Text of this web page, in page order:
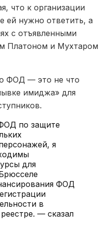
что к организации
ей нужно ответить, а
с отъявленными
Платоном и Мухтаром
ФОД — это не что
имиджа» для
по защите
я
для
ФОД
в
— сказал